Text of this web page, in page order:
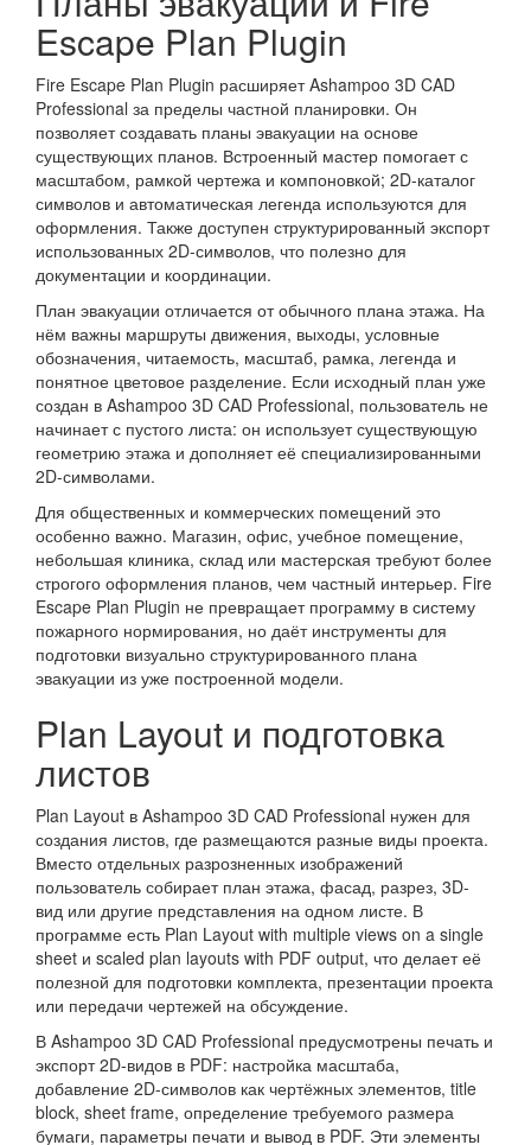
Escape Plan Plugin
Fire Escape Plan Plugin расширяет Ashampoo 3D CAD
Professional за пределы частной планировки. Он
позволяет создавать планы эвакуации на основе
существующих планов. Встроенный мастер помогает с
масштабом, рамкой чертежа и компоновкой; 2D-каталог
символов и автоматическая легенда используются для
оформления. Также доступен структурированный экспорт
использованных 2D-символов, что полезно для
документации и координации.
План эвакуации отличается от обычного плана этажа. На
нём важны маршруты движения, выходы, условные
обозначения, читаемость, масштаб, рамка, легенда и
понятное цветовое разделение. Если исходный план уже
создан в Ashampoo 3D CAD Professional, пользователь не
начинает с пустого листа: он использует существующую
геометрию этажа и дополняет её специализированными
2D-символами.
Для общественных и коммерческих помещений это
особенно важно. Магазин, офис, учебное помещение,
небольшая клиника, склад или мастерская требуют более
строгого оформления планов, чем частный интерьер. Fire
Escape Plan Plugin не превращает программу в систему
пожарного нормирования, но даёт инструменты для
подготовки визуально структурированного плана
эвакуации из уже построенной модели.
Plan Layout и подготовка
листов
Plan Layout в Ashampoo 3D CAD Professional нужен для
создания листов, где размещаются разные виды проекта.
Вместо отдельных разрозненных изображений
пользователь собирает план этажа, фасад, разрез, 3D-
вид или другие представления на одном листе. В
программе есть Plan Layout with multiple views on a single
sheet и scaled plan layouts with PDF output, что делает её
полезной для подготовки комплекта, презентации проекта
или передачи чертежей на обсуждение.
В Ashampoo 3D CAD Professional предусмотрены печать и
экспорт 2D-видов в PDF: настройка масштаба,
добавление 2D-символов как чертёжных элементов, title
block, sheet frame, определение требуемого размера
бумаги, параметры печати и вывод в PDF. Эти элементы